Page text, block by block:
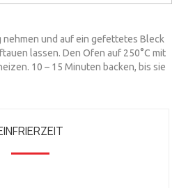
nehmen und auf ein gefettetes Bleck
lassen. Den Ofen auf 250°C mit
10 – 15 Minuten backen, bis sie